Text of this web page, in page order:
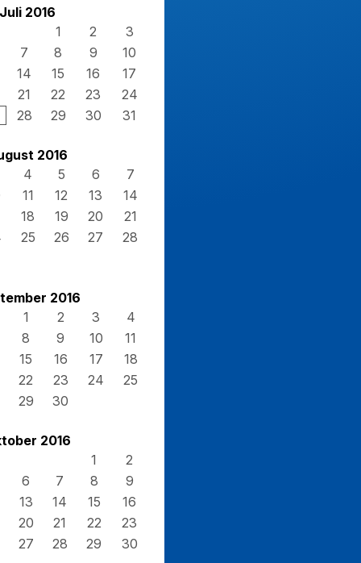
Juli 2016
1
2
3
7
8 9
10
14
15 16
17
21
22 23
24
28
29 30 31
2016
4
5 6
7
11 12 13
14
18 19 20
21
25 26 27
28
2016
1
2 3
4
8
9 10
11
15
16 17
18
22
23 24
25
29
30
2016
1
2
6
7 8
9
13
14 15
16
20
21 22
23
27
28 29 30